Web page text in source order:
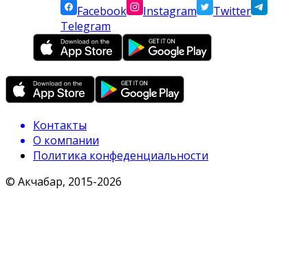
Facebook
Instagram
Twitter
Telegram
Контакты
О компании
Политика конфеденциальности
© Акчабар, 2015-2026